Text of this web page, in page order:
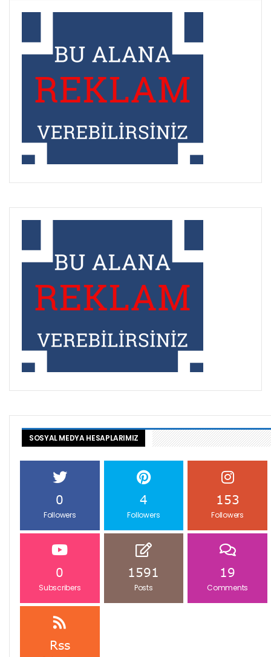
SOSYAL MEDYA HESAPLARIMIZ
0
Followers
4
Followers
153
Followers
0
Subscribers
1591
Posts
19
Comments
Rss